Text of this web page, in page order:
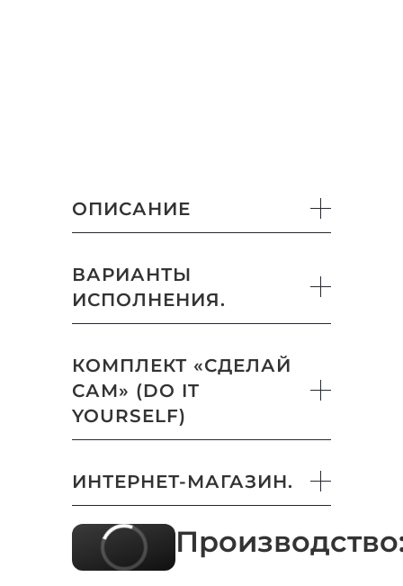
ОПИСАНИЕ
ВАРИАНТЫ
ИСПОЛНЕНИЯ.
КОМПЛЕКТ «СДЕЛАЙ
САМ» (DO IT
YOURSELF)
ИНТЕРНЕТ-МАГАЗИН.